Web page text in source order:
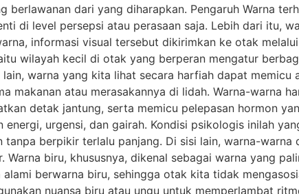
berlawanan dari yang diharapkan. Pengaruh Warna
di level persepsi atau perasaan saja. Lebih dari itu,
informasi visual tersebut dikirimkan ke otak
wilayah kecil di otak yang berperan mengatur
warna yang kita lihat secara harfiah dapat memicu
makanan atau merasakannya di lidah. Warna-warna
detak jantung, serta memicu pelepasan hormon
energi, urgensi, dan gairah. Kondisi psikologis inilah
tanpa berpikir terlalu panjang. Di sisi lain, warna-
biru, khususnya, dikenal sebagai warna yang
berwarna biru, sehingga otak kita tidak
nuansa biru atau ungu untuk memperlambat